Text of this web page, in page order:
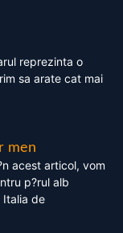
reprezinta o
sa arate cat mai
men
acest articol, vom
p?rul alb
Italia de